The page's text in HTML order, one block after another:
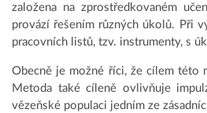
založena na zprostředkovaném
provází řešením různých úkolů. Při
pracovních listů, tzv. instrumenty, s
Obecně je možné říci, že cílem této
Metoda také cíleně ovlivňuje
vězeňské populaci jedním ze